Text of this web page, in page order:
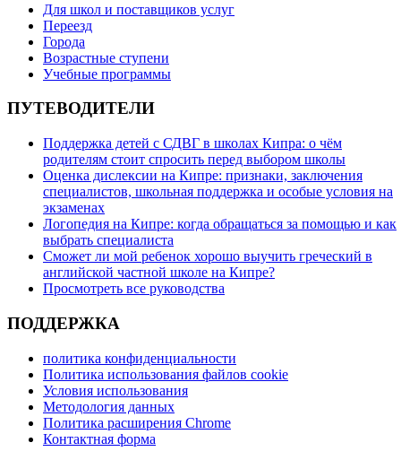
Для школ и поставщиков услуг
Переезд
Города
Возрастные ступени
Учебные программы
ПУТЕВОДИТЕЛИ
Поддержка детей с СДВГ в школах Кипра: о чём
родителям стоит спросить перед выбором школы
Оценка дислексии на Кипре: признаки, заключения
специалистов, школьная поддержка и особые условия на
экзаменах
Логопедия на Кипре: когда обращаться за помощью и как
выбрать специалиста
Сможет ли мой ребенок хорошо выучить греческий в
английской частной школе на Кипре?
Просмотреть все руководства
ПОДДЕРЖКА
политика конфиденциальности
Политика использования файлов cookie
Условия использования
Методология данных
Политика расширения Chrome
Контактная форма